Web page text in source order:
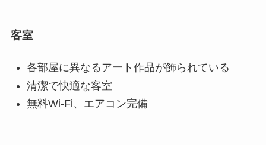
客室
各部屋に異なるアート作品が飾られている
清潔で快適な客室
無料Wi-Fi、エアコン完備